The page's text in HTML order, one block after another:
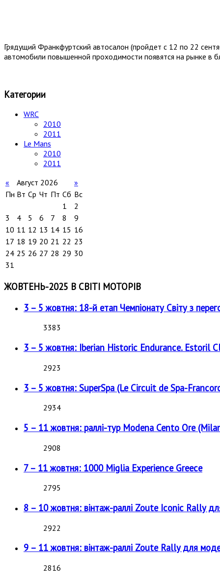
Грядущий Франкфуртский автосалон (пройдет с 12 по 22
автомобили повышенной проходимости появятся на рынке в
Категории
WRC
2010
2011
Le Mans
2010
2011
«
Август 2026
»
Пн Вт Ср Чт Пт Сб Вс
1
2
3
4 5 6 7 8
9
10 11 12 13 14 15 16
17 18 19 20 21 22 23
24 25 26 27 28 29 30
31
ЖОВТЕНЬ-2025 В СВІТІ МОТОРІВ
3 – 5 жовтня: 18-й етап Чемпіонату Світу з
3383
3 – 5 жовтня: Iberian Historic Endurance. Estoril
2923
3 – 5 жовтня: SuperSpa (Le Circuit de Spa-
2934
5 – 11 жовтня: раллі-тур Modena Cento Ore
2908
7 – 11 жовтня: 1000 Miglia Experience Greece
2795
8 – 10 жовтня: вінтаж-раллі Zoute Iconic Rally
2922
9 – 11 жовтня: вінтаж-раллі Zoute Rally для
2816